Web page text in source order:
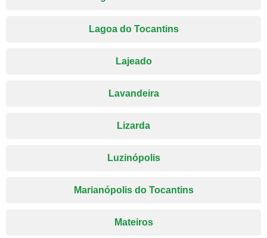
Lagoa do Tocantins
Lajeado
Lavandeira
Lizarda
Luzinópolis
Marianópolis do Tocantins
Mateiros